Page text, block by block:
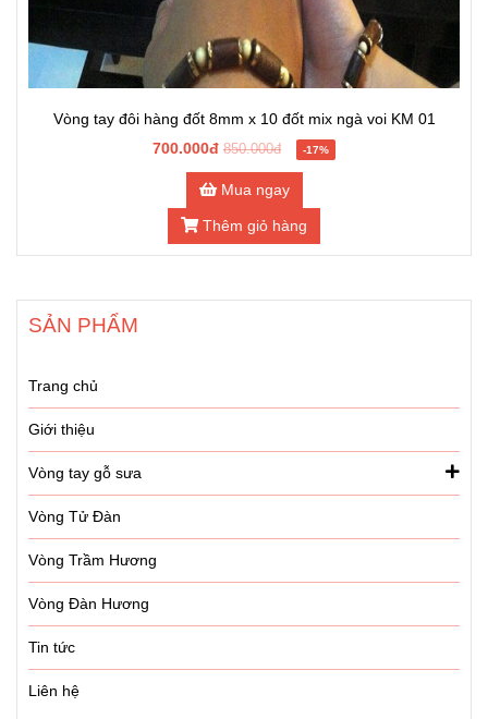
Vòng tay đôi hàng đốt 8mm x 10 đốt mix ngà voi KM 01
SẢN PHẨM
Trang chủ